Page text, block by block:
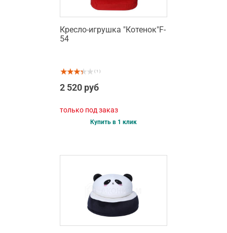
Кресло-игрушка "Котенок"F-
54
( 1 )
2 520 руб
только под заказ
Купить в 1 клик